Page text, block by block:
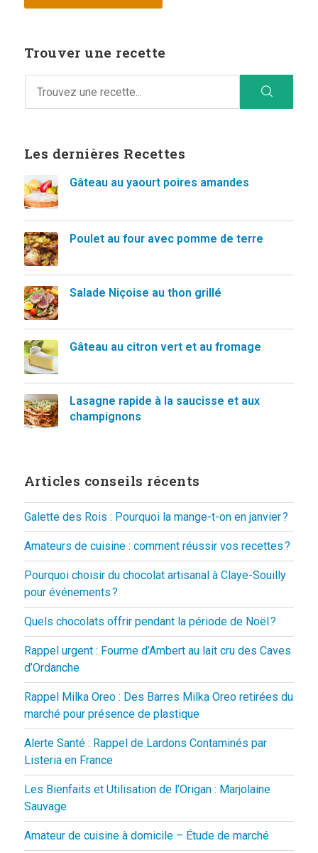
Trouver une recette
Les dernières Recettes
Gâteau au yaourt poires amandes
Poulet au four avec pomme de terre
Salade Niçoise au thon grillé
Gâteau au citron vert et au fromage
Lasagne rapide à la saucisse et aux
champignons
Articles conseils récents
Galette des Rois : Pourquoi la mange-t-on en janvier ?
Amateurs de cuisine : comment réussir vos recettes ?
Pourquoi choisir du chocolat artisanal à Claye-Souilly
pour événements ?
Quels chocolats offrir pendant la période de Noël ?
Rappel urgent : Fourme d’Ambert au lait cru des Caves
d’Ordanche
Rappel Milka Oreo : Des Barres Milka Oreo retirées du
marché pour présence de plastique
Alerte Santé : Rappel de Lardons Contaminés par
Listeria en France
Les Bienfaits et Utilisation de l’Origan : Marjolaine
Sauvage
Amateur de cuisine à domicile – Étude de marché